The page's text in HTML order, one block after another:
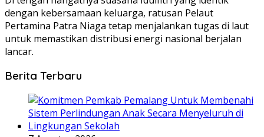
dengan kebersamaan keluarga, ratusan Pelaut
Pertamina Patra Niaga tetap menjalankan tugas di laut
untuk memastikan distribusi energi nasional berjalan
lancar.
Berita Terbaru